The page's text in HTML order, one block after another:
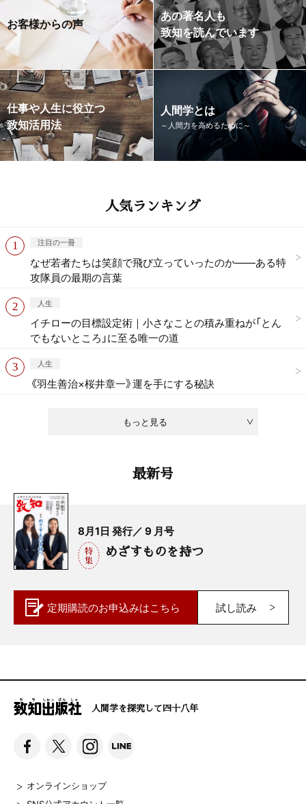
お客様からの声
あの著名人も
致知を読んでいます
仕事や人生に役立つ
致知活用法
人間学とは
～人間力を高めるために～
人気ランキング
もっと見る
注目の一冊
なぜ若者たちは笑顔で飛び立っていったのか——ある特
攻隊員の最期の言葉
人生
イチローの目標設定術｜小さなことの積み重ねが「とん
でもないところ」に至る唯一の道
人生
《羽生善治×桜井章一》運を手にする秘訣
最新号
8月1日 発行／ 9 月号
めざすものを持つ
定期購読のお申込みはこちら 試し読み
人間学を探究して四十八年
オンラインショップ